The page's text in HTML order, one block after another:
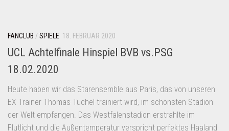
FANCLUB /SPIELE 18. FEBRUAR 2020
UCL Achtelfinale Hinspiel BVB vs.PSG
18.02.2020
Heute haben wir das Starensemble aus Paris, das von unseren
EX Trainer Thomas Tuchel trainiert wird, im schönsten Stadion
der Welt empfangen. Das Westfalenstadion erstrahlte im
Flutlicht und die Außentemperatur verspricht perfektes Haaland